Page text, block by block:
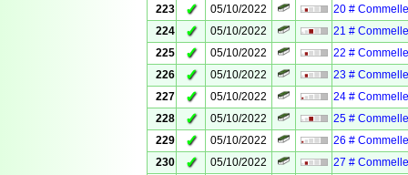
223
✓ 05/10/2022
20 #
224
✓ 05/10/2022
21 #
225
✓ 05/10/2022
22 #
226
✓ 05/10/2022
23 #
227
✓ 05/10/2022
24 #
228
✓ 05/10/2022
25 #
229
✓ 05/10/2022
26 #
230
✓ 05/10/2022
27 #